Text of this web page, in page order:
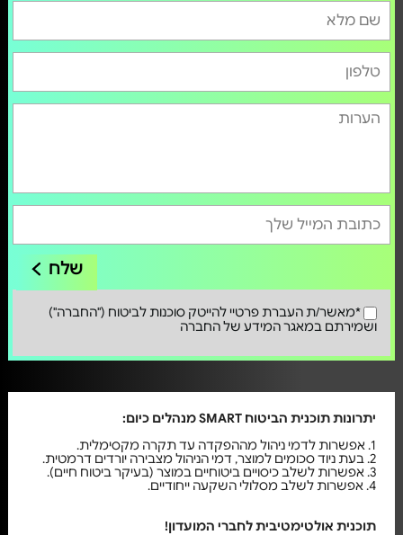
שלח
*מאשר/ת העברת פרטיי להייטק סוכנות לביטוח ("החברה")
ושמירתם במאגר המידע של החברה
יתרונות תוכנית הביטוח SMART מנהלים כיום:
1. אפשרות לדמי ניהול מההפקדה עד תקרה מקסימלית.
2. בעת ניוד סכומים למוצר, דמי הניהול מצבירה יורדים דרמטית.
3. אפשרות לשלב כיסויים ביטוחיים במוצר (בעיקר ביטוח חיים).
4. אפשרות לשלב מסלולי השקעה ייחודיים.
תוכנית אולטימטיבית לחברי המועדון!